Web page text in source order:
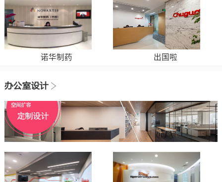
诺华制药 出国啦